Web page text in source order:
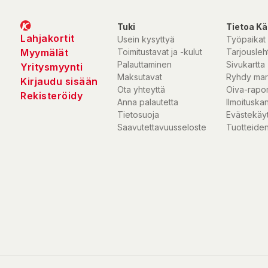
Lahjakortit
Myymälät
Yritysmyynti
Kirjaudu sisään
Rekisteröidy
Tuki
Usein kysyttyä
Toimitustavat ja -kulut
Palauttaminen
Maksutavat
Ota yhteyttä
Anna palautetta
Tietosuoja
Saavutettavuusseloste
Tietoa
Työpaikat
Sivukartta
Ryhdy
Oiva-